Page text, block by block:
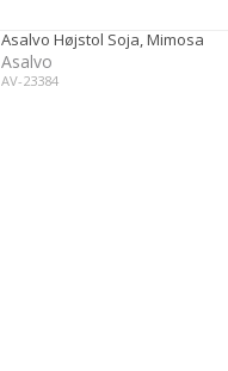
Asalvo Højstol Soja, Mimosa
Asalvo
AV-23384